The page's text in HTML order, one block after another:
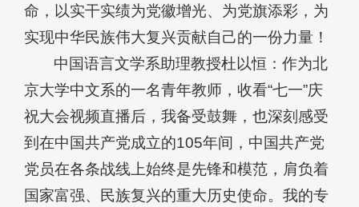
命，以实干实绩为党徽增光、为党旗添彩，为
实现中华民族伟大复兴贡献自己的一份力量！
中国语言文学系助理教授杜以恒：作为北
京大学中文系的一名青年教师，收看“七一”庆
祝大会视频直播后，我备受鼓舞，也深刻感受
到在中国共产党成立的105年间，中国共产党
党员在各条战线上始终是先锋和模范，肩负着
国家富强、民族复兴的重大历史使命。我的专